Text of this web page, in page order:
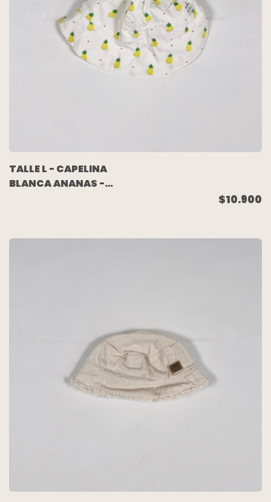
TALLE L - CAPELINA
BLANCA ANANAS -
$10.900